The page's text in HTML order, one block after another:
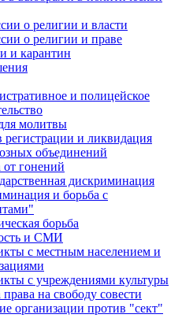
о религии и власти
о религии и праве
и карантин
и полицейское
молитвы
регистрации и ликвидация
объединений
от гонений
дискриминация
и борьба с
борьба
и СМИ
с местным населением и
с учреждениями культуры
на свободу совести
организации против "сект"